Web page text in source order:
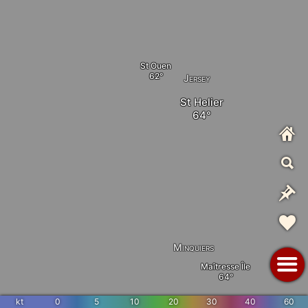
St Ouen
St Helier
Jersey
Minquiers
Maîtresse Île
kt 0 5 10 20 30 40 60